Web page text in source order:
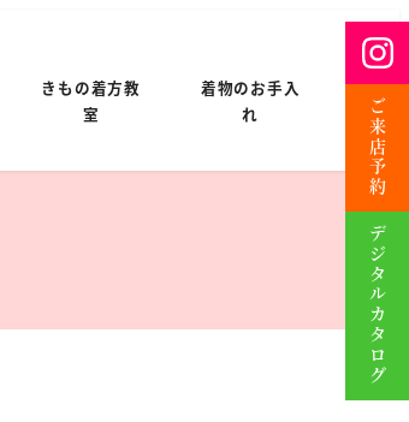
ご来店予約
デジタルカタログ
きもの着方教
室
着物のお手入
れ